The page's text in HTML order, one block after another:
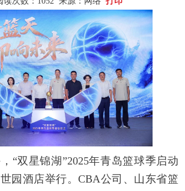
“双星锦湖”2025年青岛篮球季启动
园酒店举行。CBA公司、山东省篮